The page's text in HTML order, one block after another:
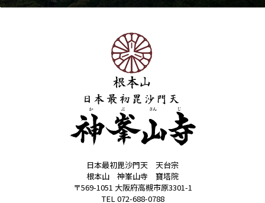
大仏塔「慈晃」
日本最初毘沙門天 天台宗
根本山 神峯山寺 寶塔院
〒569-1051 大阪府高槻市原3301-1
TEL 072-688-0788